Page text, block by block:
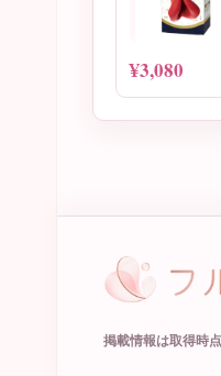
¥3,080
掲載情報は取得時